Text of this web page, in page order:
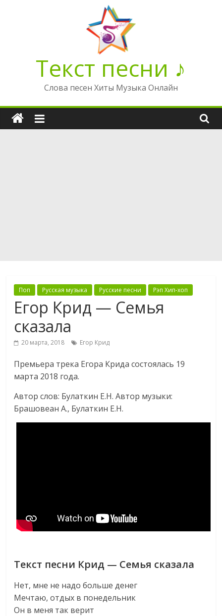
Текст песни ♪
Слова песен Хиты Музыка Онлайн
Поп Русская музыка Русские песни Рэп Хип-хоп
Егор Крид — Семья
сказала
20 марта, 2018 Егор Крид
Премьера трека Егора Крида состоялась 19
марта 2018 года.
Автор слов: Булаткин Е.Н. Автор музыки:
Брашовеан А., Булаткин Е.Н.
Текст песни Крид — Семья сказала
Нет, мне не надо больше денег
Мечтаю, отдых в понедельник
Он в меня так верит